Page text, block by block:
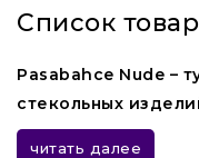
Список
Pasabahce Nude –
стекольных
читать далее